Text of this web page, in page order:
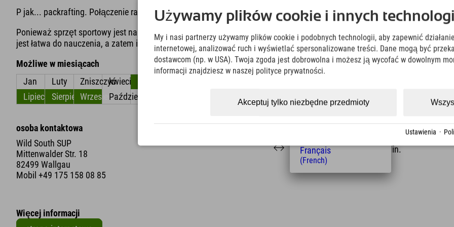
P jak... packrafting. Połączenie raftingu i kajakarstwa. Czy kiedykolwiek o tym słyszałeś?
Ponieważ sprzęt sportowy jest naprawdę lekki, do miejsca wiosłowania można łatwo dotrzeć pieszo. Całość
jest łatwa do nauczenia, a zatem idealna dla rodzin ;)
Możliwe w miesiącach
Jan
Luty Zniszczyćkwiecień
Lipiec
SierpieńWrzesieńPaździernikListopad
osoba kontaktowa
Wild South SUP
Mittenwalder Str. 18
82499 Wallgau
Mobil +49 175 158 08 85
500 km 8 Min.
Więcej informacji
Używamy plików cookie i innych
My i nasi partnerzy używamy plików cookie i podobnych technologii, aby zapewnić
internetowej, analizować ruch i wyświetlać spersonalizowane treści. Dane mogą być
dostawcom (np. w USA). Twoja zgoda jest dobrowolna i możesz ją wycofać w dowolnym
informacji znajdziesz w naszej polityce prywatności.
Akceptuj tylko niezbędne przedmioty
Ustawienia ·
Deutsch
(German)
(English)
Italiano
(Italian)
Čeština
(Polish)
Magyar
Français
(French)